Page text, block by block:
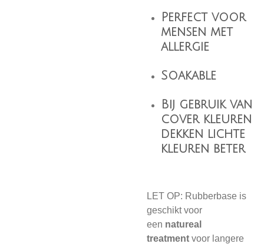
Perfect voor
mensen met
allergie
Soakable
Bij gebruik van
cover kleuren
dekken lichte
kleuren beter
LET OP: Rubberbase is
geschikt voor
een natureal
treatment voor langere